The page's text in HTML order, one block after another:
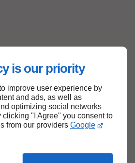
is our priority
improve user experience by
and ads, as well as
optimizing social networks
"I Agree" you consent to
from our providers Google
Haut de page